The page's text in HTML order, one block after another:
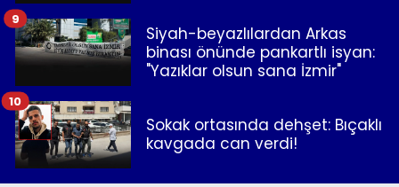
Siyah-beyazlılardan Arkas
binası önünde pankartlı isyan:
"Yazıklar olsun sana İzmir"
9
Sokak ortasında dehşet: Bıçaklı
kavgada can verdi!
10